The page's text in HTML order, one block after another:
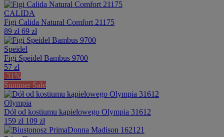
CALIDA
Figi Calida Natural Comfort 21175
89 zł 69 zł
Speidel
Figi Speidel Bambus 9700
57 zł
-31%
Summer Sale
Olympia
Dół od kostiumu kąpielowego Olympia 31612
159 zł 109 zł